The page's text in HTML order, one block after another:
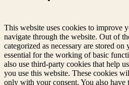
This website uses cookies to improve
navigate through the website. Out of
categorized as necessary are stored
essential for the working of basic
also use third-party cookies that help
you use this website. These cookies
only with your consent. You also have